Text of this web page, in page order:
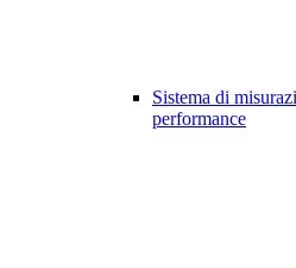
Sistema di
performance